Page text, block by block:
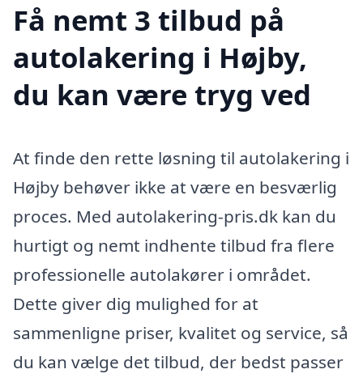
Få nemt 3 tilbud på
autolakering i Højby,
du kan være tryg ved
At finde den rette løsning til autolakering i
Højby behøver ikke at være en besværlig
proces. Med autolakering-pris.dk kan du
hurtigt og nemt indhente tilbud fra flere
professionelle autolakører i området.
Dette giver dig mulighed for at
sammenligne priser, kvalitet og service, så
du kan vælge det tilbud, der bedst passer